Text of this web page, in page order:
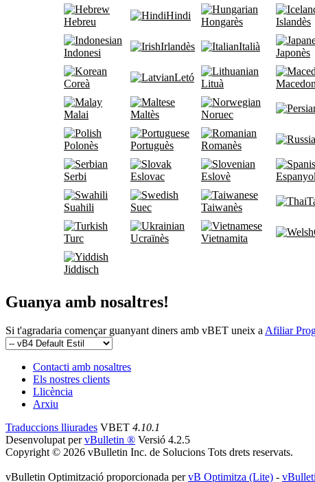
Hebreu
Hindi
Hongarès Islandès
Indonesi
Irlandès Italià
Japonès
Coreà
Letó
Lituà
Malai Maltès Noruec
Polonès Portuguès Romanès
Serbi Eslovac Eslovè Espanyol
Suahili Suec Taiwanès
Turc Ucraïnès Vietnamita
Jiddisch
Guanya amb nosaltres!
Si t'agradaria començar guanyant diners amb vBET uneix aAfiliar
Contacti amb nosaltres
Els nostres clients
Llicència
Arxiu
Traduccions lliurades VBET 4.10.1
Desenvolupat pervBulletin ® Versió 4.2.5
Copyright © 2026 vBulletin Inc. de Solucions Tots drets reservats.
vBulletin Optimització proporcionada pervB Optimitza (Lite) -